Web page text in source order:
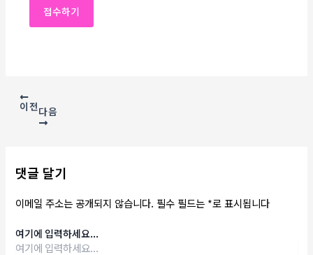
이전다음
댓글 달기
이메일 주소는 공개되지 않습니다. 필수 필드는 *로 표시됩니다
여기에 입력하세요...